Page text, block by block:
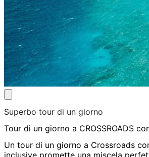
Superbo tour di un giorno
Tour di un giorno a CROSSROADS
Un tour di un giorno a Crossroads